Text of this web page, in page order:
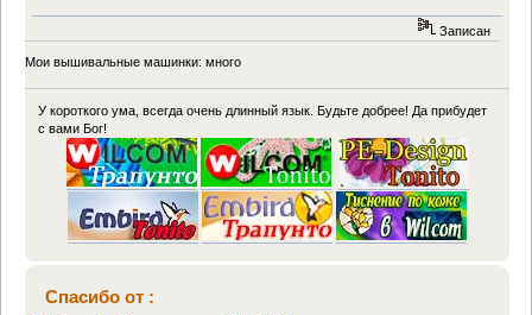
Записан
Мои вышивальные машинки: много
У короткого ума, всегда очень длинный язык. Будьте добрее! Да прибудет
с вами Бог!
Спасибо от :